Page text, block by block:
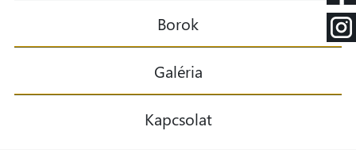
Borok
Galéria
Kapcsolat